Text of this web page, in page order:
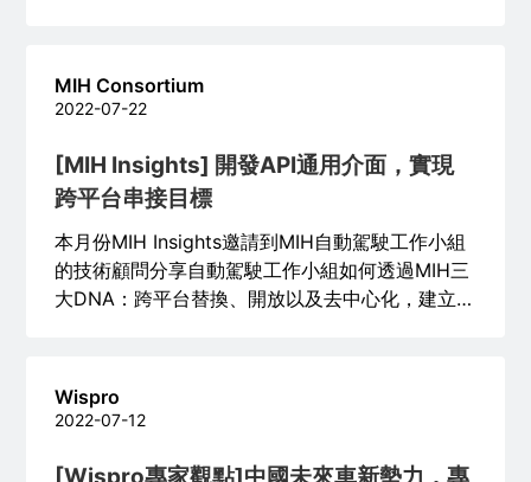
MIH Consortium
2022-07-22
[MIH Insights] 開發API通用介面，實現
跨平台串接目標
本月份MIH Insights邀請到MIH自動駕駛工作小組
的技術顧問分享自動駕駛工作小組如何透過MIH三
大DNA：跨平台替換、開放以及去中心化，建立起
境感知研究時，所面臨到的挑戰。
Wispro
2022-07-12